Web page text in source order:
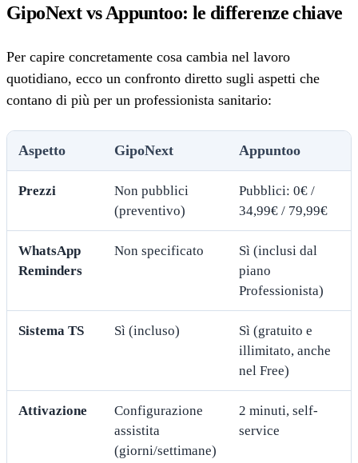
GipoNext vs Appuntoo: le differenze chiave
Per capire concretamente cosa cambia nel lavoro
quotidiano, ecco un confronto diretto sugli aspetti che
contano di più per un professionista sanitario:
Aspetto GipoNext Appuntoo
Prezzi
Non pubblici
(preventivo)
Pubblici: 0€ /
34,99€ / 79,99€
WhatsApp
Reminders
Non specificato
Sì (inclusi dal
piano
Professionista)
Sistema TS Sì (incluso)
Sì (gratuito e
illimitato, anche
nel Free)
Attivazione
Configurazione
assistita
(giorni/settimane)
2 minuti, self-
service